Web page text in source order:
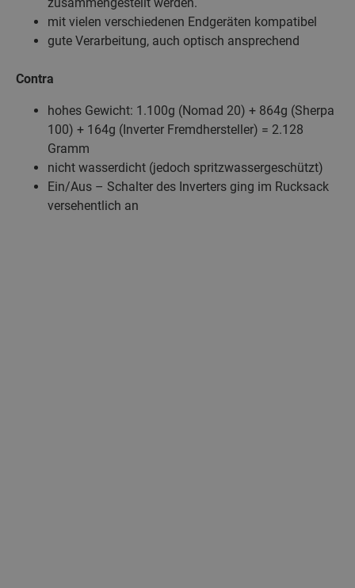
mit vielen verschiedenen Endgeräten kompatibel
gute Verarbeitung, auch optisch ansprechend
Contra
hohes Gewicht: 1.100g (Nomad 20) + 864g (Sherpa
100) + 164g (Inverter Fremdhersteller) = 2.128
Gramm
nicht wasserdicht (jedoch spritzwassergeschützt)
Ein/Aus – Schalter des Inverters ging im Rucksack
versehentlich an